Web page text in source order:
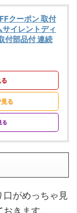
クーポン 取付
イレントディ
付部品付 連続
る
る
口がめっちゃ見